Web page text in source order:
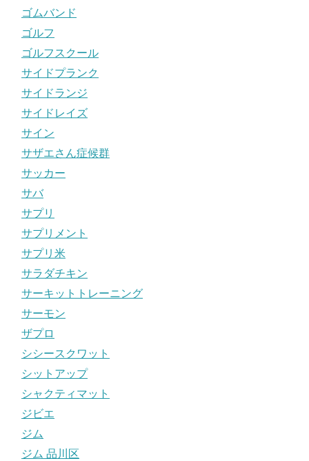
ゴムバンド
ゴルフ
ゴルフスクール
サイドプランク
サイドランジ
サイドレイズ
サイン
サザエさん症候群
サッカー
サバ
サプリ
サプリメント
サプリ米
サラダチキン
サーキットトレーニング
サーモン
ザプロ
シシースクワット
シットアップ
シャクティマット
ジビエ
ジム
ジム 品川区